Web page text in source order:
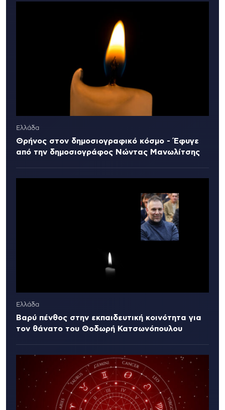
Ελλάδα
Θρήνος στον δημοσιογραφικό κόσμο - Έφυγε
από την δημοσιογράφος Νώντας Μανωλίτσης
Ελλάδα
Βαρύ πένθος στην εκπαιδευτική κοινότητα για
τον θάνατο του Θοδωρή Κατσωνόπουλου